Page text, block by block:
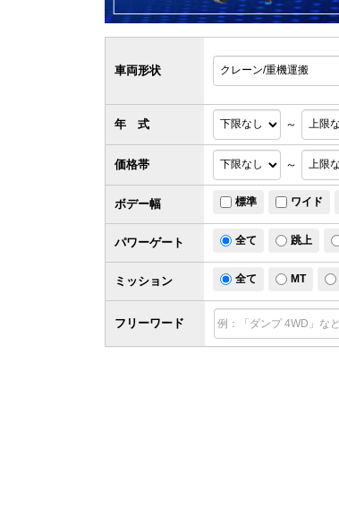
車両形状
価格帯 ～
フリーワード
年 式 ～
ボデー幅 標準 ワイド
パワーゲート 全て 跳上
ミッション 全て MT